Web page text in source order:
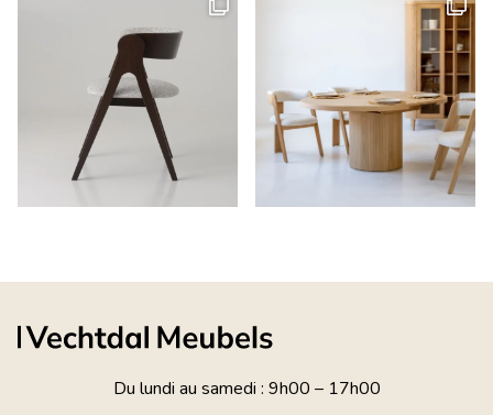
Du lundi au samedi : 9h00 – 17h00